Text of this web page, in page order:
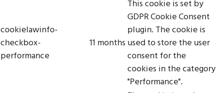
cookielawinfo-
checkbox-
performance
11 months
This cookie is set by
GDPR Cookie Consent
plugin. The cookie is
used to store the user
consent for the
cookies in the category
"Performance".